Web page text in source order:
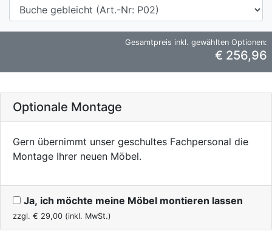
Gesamtpreis inkl. gewählten Optionen:
€ 256,96
Optionale Montage
Gern übernimmt unser geschultes Fachpersonal die
Montage Ihrer neuen Möbel.
Ja, ich möchte meine Möbel montieren lassen
zzgl. € 29,00 (inkl. MwSt.)